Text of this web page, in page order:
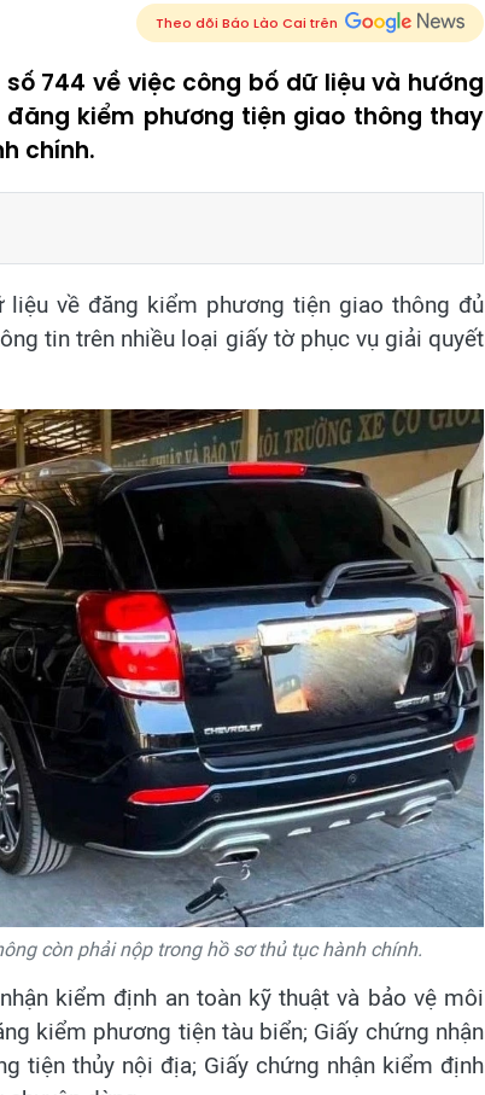
Theo dõi Báo Lào Cai trên
744 về việc công bố dữ liệu và hướng
kiểm phương tiện giao thông thay
chính.
về đăng kiểm phương tiện giao thông đủ
tin trên nhiều loại giấy tờ phục vụ giải quyết
còn phải nộp trong hồ sơ thủ tục hành chính.
kiểm định an toàn kỹ thuật và bảo vệ môi
kiểm phương tiện tàu biển; Giấy chứng nhận
tiện thủy nội địa; Giấy chứng nhận kiểm định